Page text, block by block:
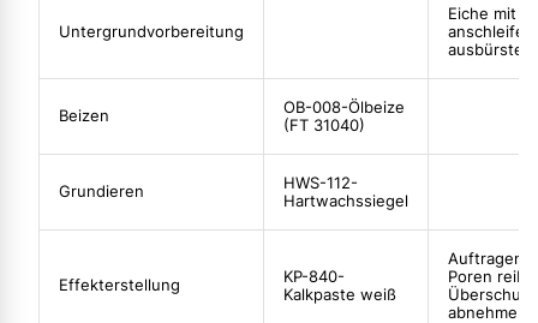
Untergrundvorbereitung
Eiche mit
ausbürsten
Beizen
OB-008-Ölbeize
(FT 31040)
Grundieren
HWS-112-
Hartwachssiegel
Effekterstellung
KP-840-
Kalkpaste weiß
Auftragen
Poren
Überschuss
abnehmen